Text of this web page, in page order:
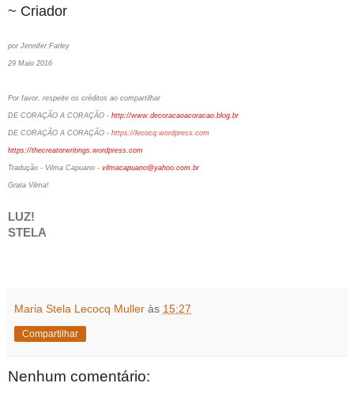
~ Criador
por Jennifer Farley
29 Maio 2016
Por favor, respeite os créditos ao compartilhar
DE CORAÇÃO A CORAÇÃO - http://www.decoracaoacoracao.blog.br
DE CORAÇÃO A CORAÇÃO - https://lecocq.wordpress.com
https://thecreatorwritings.wordpress.com
Tradução - Vilma Capuano - vilmacapuano@yahoo.com.br
Grata Vilma!
LUZ!
STELA
Maria Stela Lecocq Muller às 15:27
Compartilhar
Nenhum comentário: